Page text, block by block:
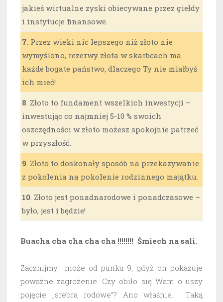
jakieś wirtualne zyski obiecywane przez giełdy
i instytucje finansowe.
7 . Przez wieki nic lepszego niż złoto nie
wymyślono, rezerwy złota w skarbcach ma
każde bogate państwo, dlaczego Ty nie miałbyś
ich mieć!
8 . Złoto to fundament wszelkich inwestycji –
inwestując co najmniej 5-10 % swoich
oszczędności w złoto możesz spokojnie patrzeć
w przyszłość.
9 . Złoto to doskonały sposób na przekazywanie
z pokolenia na pokolenie rodzinnego majątku.
10 . Złoto jest ponadnarodowe i ponadczasowe –
było, jest i będzie!
Buacha cha cha cha cha !!!!!!!! Śmiech na sali.
Zacznijmy może od punku 9, gdyż on pokazuje
poważne zagrożenie. Czy obiło się Wam o uszy
pojęcie „srebra rodowe”? Ano właśnie. Taką